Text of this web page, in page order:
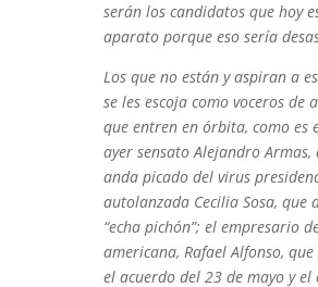
serán los candidatos que hoy
aparato porque eso sería
Los que no están y aspiran a
se les escoja como voceros de
que entren en órbita, como es
ayer sensato Alejandro Armas,
anda picado del virus
autolanzada Cecilia Sosa, que
“echa pichón”; el empresario
americana, Rafael Alfonso,
el acuerdo del 23 de mayo y